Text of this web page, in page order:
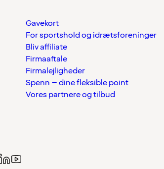
Gavekort
For sportshold og idrætsforeninger
Bliv affiliate
Firmaaftale
Firmalejligheder
Spenn – dine fleksible point
Vores partnere og tilbud